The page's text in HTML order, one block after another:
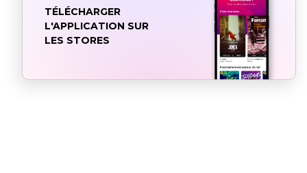
TÉLÉCHARGER
L'APPLICATION SUR
LES STORES